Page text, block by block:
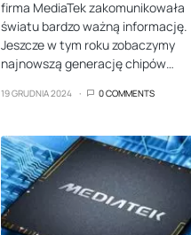
firma MediaTek zakomunikowała
światu bardzo ważną informację.
Jeszcze w tym roku zobaczymy
najnowszą generację chipów…
19 GRUDNIA 2024 0 COMMENTS